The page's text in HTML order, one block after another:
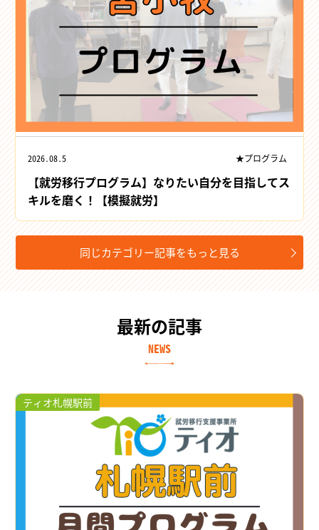
2026.08.5 ★プログラム
【就労移行プログラム】なりたい自分を目指してス
キルを磨く！【模擬就労】
同じカテゴリー記事をもっと見る
最新の記事
NEWS
ティオ札幌駅前